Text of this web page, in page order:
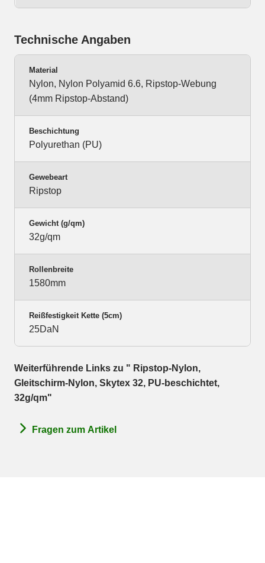
Technische Angaben
Material
Nylon, Nylon Polyamid 6.6, Ripstop-Webung
(4mm Ripstop-Abstand)
Beschichtung
Polyurethan (PU)
Gewebeart
Ripstop
Gewicht (g/qm)
32g/qm
Rollenbreite
1580mm
Reißfestigkeit Kette (5cm)
25DaN
Weiterführende Links zu " Ripstop-Nylon,
Gleitschirm-Nylon, Skytex 32, PU-beschichtet,
32g/qm"
Fragen zum Artikel